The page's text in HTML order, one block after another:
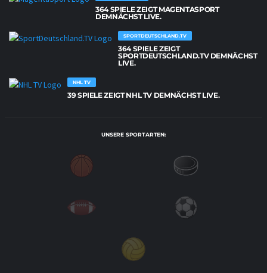
364 SPIELE ZEIGT MAGENTASPORT
DEMNÄCHST LIVE.
SPORTDEUTSCHLAND.TV
364 SPIELE ZEIGT
SPORTDEUTSCHLAND.TV DEMNÄCHST
LIVE.
NHL TV
39 SPIELE ZEIGT NHL TV DEMNÄCHST LIVE.
UNSERE SPORTARTEN: